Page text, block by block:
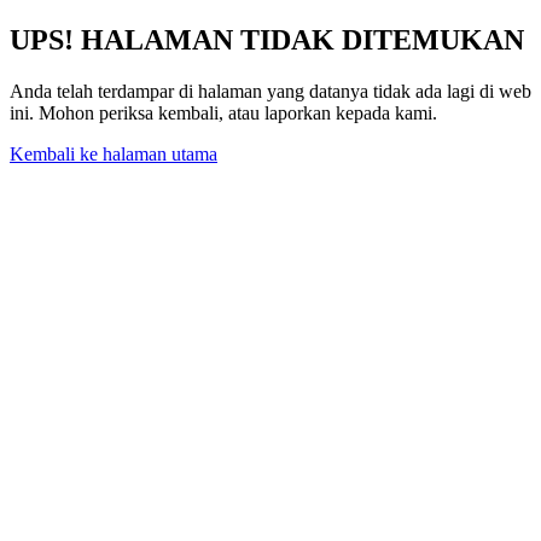
UPS! HALAMAN TIDAK DITEMUKAN
Anda telah terdampar di halaman yang datanya tidak ada lagi di web
ini. Mohon periksa kembali, atau laporkan kepada kami.
Kembali ke halaman utama